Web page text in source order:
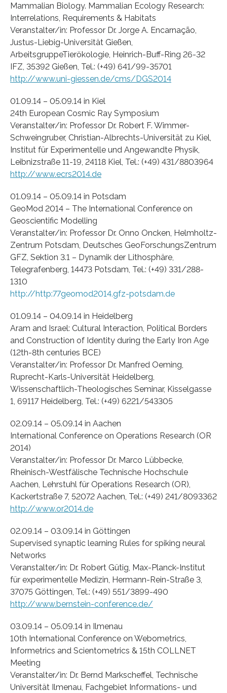
Mammalian Biology. Mammalian Ecology Research:
Interrelations, Requirements & Habitats
Veranstalter/in: Professor Dr. Jorge A. Encarnação,
Justus-Liebig-Universität Gießen,
ArbeitsgruppeTierökologie, Heinrich-Buff-Ring 26-32
IFZ, 35392 Gießen, Tel.: (+49) 641/99-35701
http://www.uni-giessen.de/cms/DGS2014
01.09.14 – 05.09.14 in Kiel
24th European Cosmic Ray Symposium
Veranstalter/in: Professor Dr. Robert F. Wimmer-
Schweingruber, Christian-Albrechts-Universität zu Kiel,
Institut für Experimentelle und Angewandte Physik,
Leibnizstraße 11-19, 24118 Kiel, Tel.: (+49) 431/8803964
http://www.ecrs2014.de
01.09.14 – 05.09.14 in Potsdam
GeoMod 2014 – The International Conference on
Geoscientific Modelling
Veranstalter/in: Professor Dr. Onno Oncken, Helmholtz-
Zentrum Potsdam, Deutsches GeoForschungsZentrum
GFZ, Sektion 3.1 – Dynamik der Lithosphäre,
Telegrafenberg, 14473 Potsdam, Tel.: (+49) 331/288-
1310
http://http:77geomod2014.gfz-potsdam.de
01.09.14 – 04.09.14 in Heidelberg
Aram and Israel: Cultural Interaction, Political Borders
and Construction of Identity during the Early Iron Age
(12th-8th centuries BCE)
Veranstalter/in: Professor Dr. Manfred Oeming,
Ruprecht-Karls-Universität Heidelberg,
Wissenschaftlich-Theologisches Seminar, Kisselgasse
1, 69117 Heidelberg, Tel.: (+49) 6221/543305
02.09.14 – 05.09.14 in Aachen
International Conference on Operations Research (OR
2014)
Veranstalter/in: Professor Dr. Marco Lübbecke,
Rheinisch-Westfälische Technische Hochschule
Aachen, Lehrstuhl für Operations Research (OR),
Kackertstraße 7, 52072 Aachen, Tel.: (+49) 241/8093362
http://www.or2014.de
02.09.14 – 03.09.14 in Göttingen
Supervised synaptic learning Rules for spiking neural
Networks
Veranstalter/in: Dr. Robert Gütig, Max-Planck-Institut
für experimentelle Medizin, Hermann-Rein-Straße 3,
37075 Göttingen, Tel.: (+49) 551/3899-490
http://www.bernstein-conference.de/
03.09.14 – 05.09.14 in Ilmenau
10th International Conference on Webometrics,
Informetrics and Scientometrics & 15th COLLNET
Meeting
Veranstalter/in: Dr. Bernd Markscheffel, Technische
Universität Ilmenau, Fachgebiet Informations- und